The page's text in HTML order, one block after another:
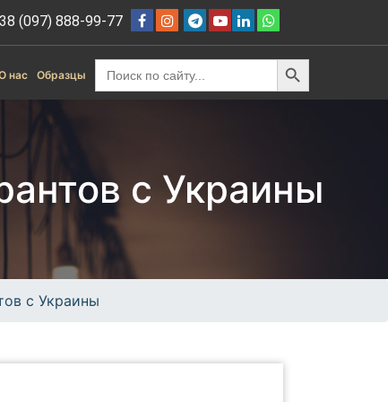
(097) 888-99-77
нас Образцы
Search
for:
Search Button
с Украины
с Украины